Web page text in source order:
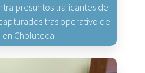
presuntos traficantes de
tras operativo de
en Choluteca